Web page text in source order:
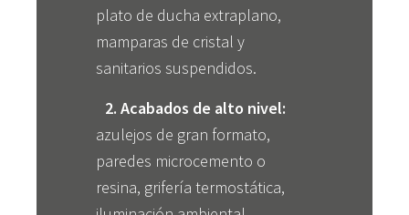
plato de ducha extraplano,
mamparas de cristal y
sanitarios suspendidos.
2. Acabados de alto nivel:
azulejos de gran formato,
paredes microcemento o
resina, grifería termostática,